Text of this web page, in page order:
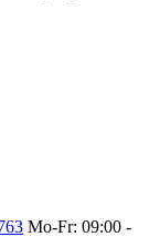
Mo-Fr: 09:00 -